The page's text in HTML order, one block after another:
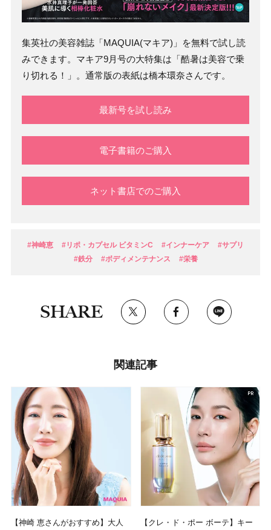
集英社の美容雑誌「MAQUIA(マキア)」を無料で試し読
みできます。マキア9月号の大特集は「酷暑は美容で乗
り切れる！」。通常版の表紙は橋本環奈さんです。
最新号を試し読み
電子書籍のご購入
ネット書店でのご購入
#神崎恵 #リポ・カプセル ビタミンC #インナーケア
#サプリ
#鉄分
#ボディメンテナンス #栄養
SHARE
関連記事
【神崎 恵さんがおすすめ】大人
【クレ・ド・ポー ボーテ】キー